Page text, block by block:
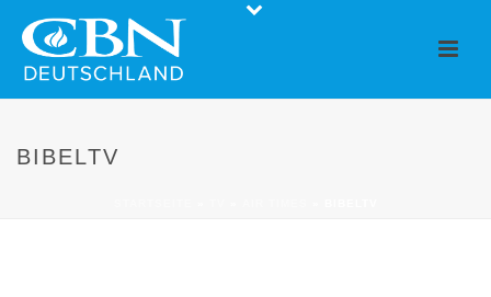
BIBELTV